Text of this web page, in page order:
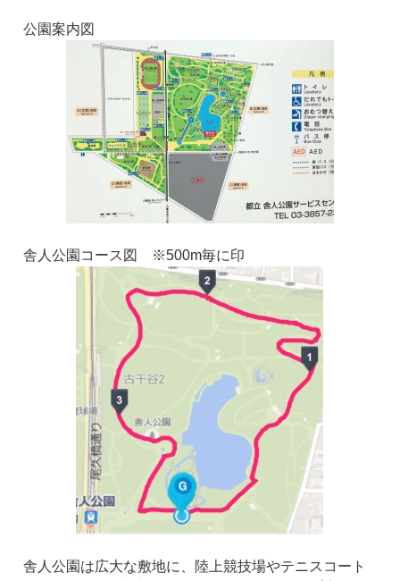
公園案内図
舎人公園コース図 ※500m毎に印
舎人公園は広大な敷地に、陸上競技場やテニスコート